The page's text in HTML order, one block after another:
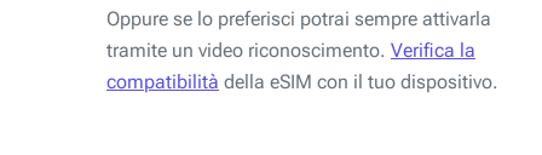
Oppure se lo preferisci potrai sempre attivarla
tramite un video riconoscimento. Verifica la
compatibilità della eSIM con il tuo dispositivo.